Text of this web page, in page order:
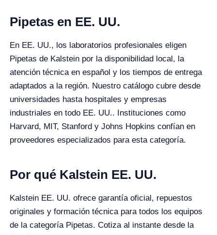
Pipetas en EE. UU.
En EE. UU., los laboratorios profesionales eligen
Pipetas de Kalstein por la disponibilidad local, la
atención técnica en español y los tiempos de entrega
adaptados a la región. Nuestro catálogo cubre desde
universidades hasta hospitales y empresas
industriales en todo EE. UU.. Instituciones como
Harvard, MIT, Stanford y Johns Hopkins confían en
proveedores especializados para esta categoría.
Por qué Kalstein EE. UU.
Kalstein EE. UU. ofrece garantía oficial, repuestos
originales y formación técnica para todos los equipos
de la categoría Pipetas. Cotiza al instante desde la